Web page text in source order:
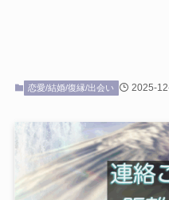
恋愛/結婚/復縁/出会い 2025-